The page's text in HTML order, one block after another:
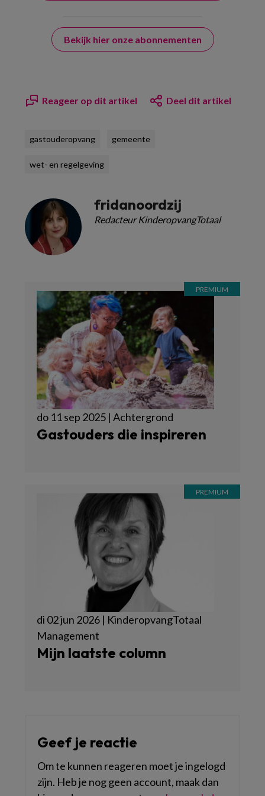
Bekijk hier onze abonnementen
Reageer op dit artikel Deel dit artikel
gastouderopvang gemeente
wet- en regelgeving
fridanoordzij
Redacteur KinderopvangTotaal
do 11 sep 2025 | Achtergrond
Gastouders die inspireren
di 02 jun 2026 | KinderopvangTotaal
Management
Mijn laatste column
Geef je reactie
Om te kunnen reageren moet je ingelogd
zijn. Heb je nog geen account, maak dan